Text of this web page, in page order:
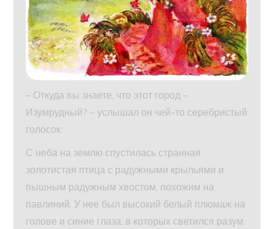
– Откуда вы знаете, что этот город –
Изумрудный? – услышал он чей-то серебристый
голосок.
С неба на землю спустилась странная
золотистая птица с радужными крыльями и
пышным радужным хвостом, похожим на
павлиний. У нее был высокий белый плюмаж на
голове и синие глаза, в которых светился разум.